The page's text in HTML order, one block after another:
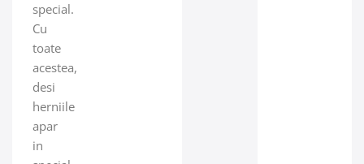
special.
Cu
toate
acestea,
desi
herniile
apar
in